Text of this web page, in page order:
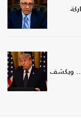
ويكشف